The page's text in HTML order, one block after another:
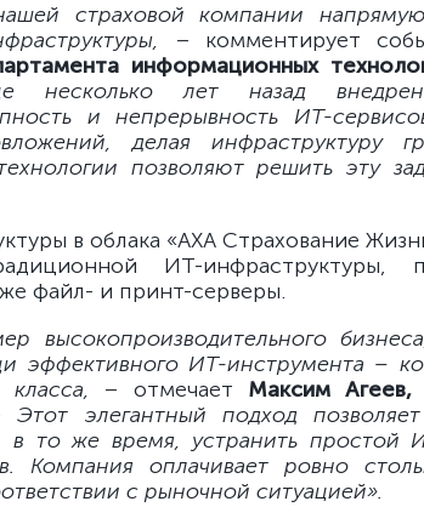
страховой компании
– комментирует
информационных
несколько лет назад
и непрерывность ИТ-
делая инфраструктуру
позволяют решить эту
в облака «АХА Страхование
ИТ-инфраструктуры,
файл- и принт-серверы.
высокопроизводительного
эффективного ИТ-инструмента –
– отмечает Максим Агеев,
Этот элегантный подход
в то же время, устранить простой
Компания оплачивает ровно
с рыночной ситуацией».